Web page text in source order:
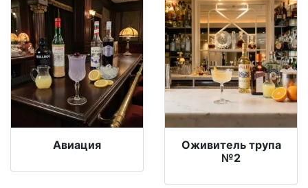
Авиация
Оживитель трупа
№2